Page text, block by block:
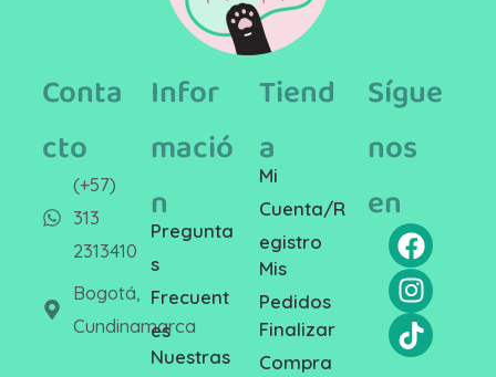
Conta
cto
(+57)
313
2313410
Bogotá,
Cundinamarca
Infor
mació
n
Pregunta
s
Frecuent
es
Nuestras
Tiend
a
Mi
Cuenta/R
egistro
Mis
Pedidos
Finalizar
Compra
Sígue
nos
en